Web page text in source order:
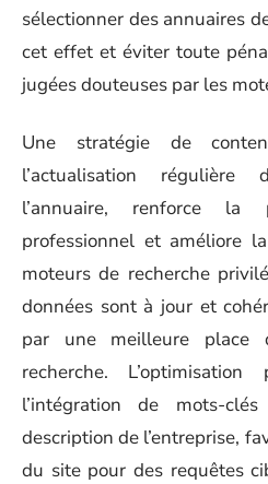
sélectionner des annuaires
cet effet et éviter toute
jugées douteuses par les
Une stratégie de
l’actualisation
l’annuaire, renforce
professionnel et améliore
moteurs de recherche
données sont à jour et
par une meilleure place
recherche.
l’intégration de mots-
description de l’entreprise,
du site pour des requêtes